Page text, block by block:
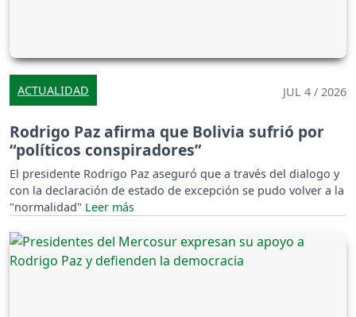
ACTUALIDAD JUL 4 / 2026
Rodrigo Paz afirma que Bolivia sufrió por
“políticos conspiradores”
El presidente Rodrigo Paz aseguró que a través del dialogo y
con la declaración de estado de excepción se pudo volver a la
"normalidad"